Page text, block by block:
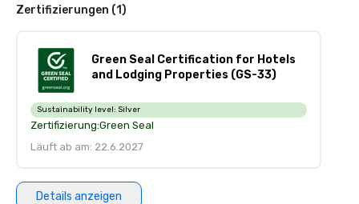
Zertifizierungen (1)
Green Seal Certification for Hotels
and Lodging Properties (GS-33)
Sustainability level: Silver
Zertifizierung:Green Seal
Läuft ab am: 22.6.2027
Details anzeigen